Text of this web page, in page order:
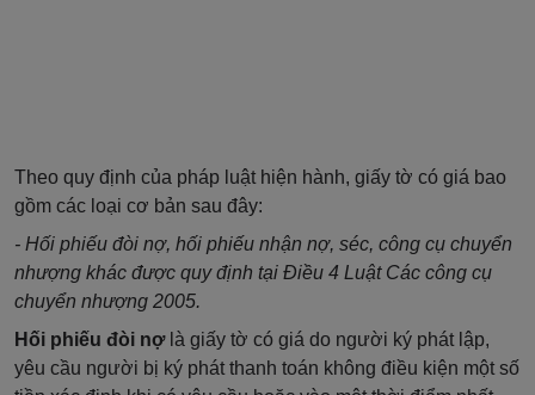
Theo quy định của pháp luật hiện hành, giấy tờ có giá bao
gồm các loại cơ bản sau đây:
- Hối phiếu đòi nợ, hối phiếu nhận nợ, séc, công cụ chuyển
nhượng khác được quy định tại Điều 4 Luật Các công cụ
chuyển nhượng 2005.
Hối phiếu đòi nợlà giấy tờ có giá do người ký phát lập,
yêu cầu người bị ký phát thanh toán không điều kiện một số